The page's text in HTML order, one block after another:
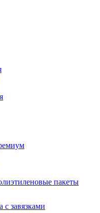
пакеты
завязками